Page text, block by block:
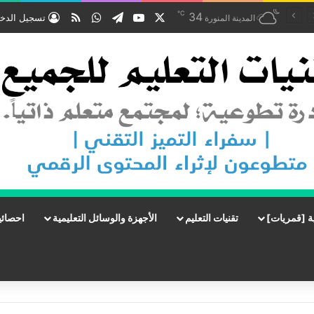
المدينة المنورة 34
℃
‫X
‫YouTube
تيلقرامواتسابملخص الموقع RSS
تسجيل
[قمريات] تقنيات التعليم الأجهزة والوسائل التعليمية